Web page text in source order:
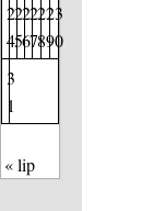
2
4
2
5
2
6
2
7
2
8
2
9
3
0
3
1
« lip